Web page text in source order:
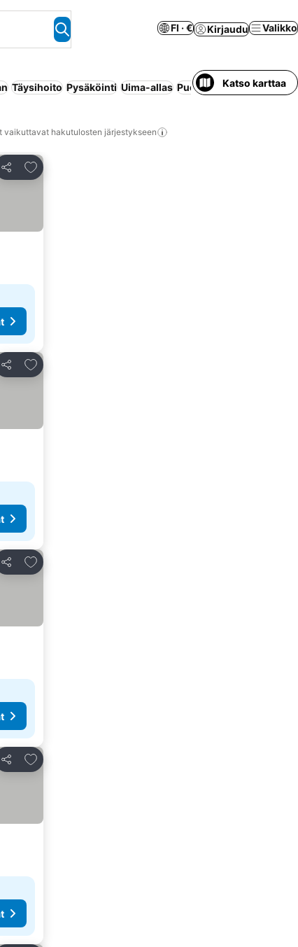
FI · € Kirjaudu Valikko
Täysihoito Pysäköinti Uima-allas Puolihoito Sisäuima-
Katso karttaa
vaikuttavat hakutulosten järjestykseen
Jaa
Lisää suosikkeihin
Jaa
Lisää suosikkeihin
Jaa
Lisää suosikkeihin
Jaa
Lisää suosikkeihin